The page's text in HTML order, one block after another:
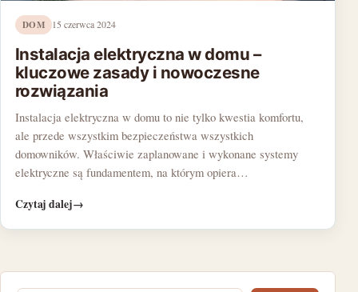
DOM 15 czerwca 2024
Instalacja elektryczna w domu –
kluczowe zasady i nowoczesne
rozwiązania
Instalacja elektryczna w domu to nie tylko kwestia komfortu,
ale przede wszystkim bezpieczeństwa wszystkich
domowników. Właściwie zaplanowane i wykonane systemy
elektryczne są fundamentem, na którym opiera…
Czytaj dalej→